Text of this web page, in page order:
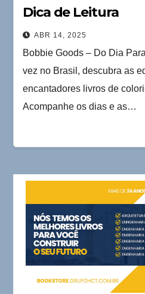
Dica de Leitura
ABR 14, 2025
Bobbie Goods – Do Dia
vez no Brasil, descubra as
encantadores livros de
Acompanhe os dias e as…